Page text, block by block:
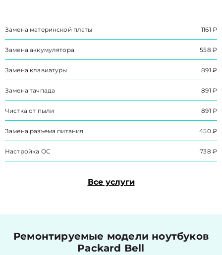
Замена материнской платы 1161 ₽
Замена аккумулятора 558 ₽
Замена клавиатуры 891 ₽
Замена тачпада 891 ₽
Чистка от пыли 891 ₽
Замена разъема питания 450 ₽
Настройка ОС 738 ₽
Все услуги
Ремонтируемые модели ноутбуков
Packard Bell